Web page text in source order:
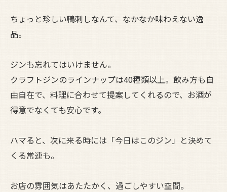
ちょっと珍しい鴨刺しなんて、なかなか味わえない逸
品。
ジンも忘れてはいけません。
クラフトジンのラインナップは40種類以上。飲み方も自
由自在で、料理に合わせて提案してくれるので、お酒が
得意でなくても安心です。
ハマると、次に来る時には「今日はこのジン」と決めて
くる常連も。
お店の雰囲気はあたたかく、過ごしやすい空間。